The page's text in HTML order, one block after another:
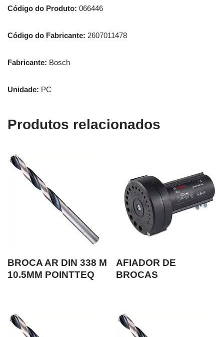
Código do Produto: 066446
Código do Fabricante: 2607011478
Fabricante: Bosch
Unidade: PC
Produtos relacionados
BROCA AR DIN 338 M
10.5MM POINTTEQ
AFIADOR DE
BROCAS